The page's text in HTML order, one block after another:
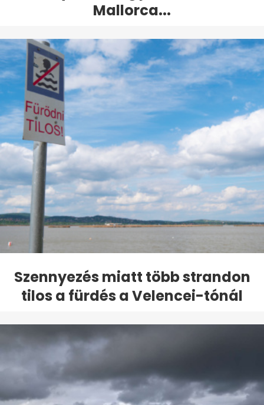
Mallorca...
Szennyezés miatt több strandon
tilos a fürdés a Velencei-tónál